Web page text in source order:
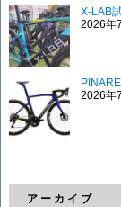
X-LAB
2026年
2026年
アーカイブ